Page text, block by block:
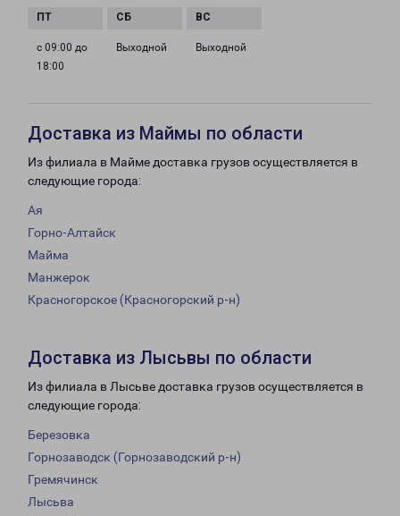
с 09:00 до
18:00
Выходной Выходной
Доставка из Маймы по области
Из филиала в Майме доставка грузов осуществляется в
следующие города:
Ая
Горно-Алтайск
Майма
Манжерок
Красногорское (Красногорский р-н)
Доставка из Лысьвы по области
Из филиала в Лысьве доставка грузов осуществляется в
следующие города:
Березовка
Горнозаводск (Горнозаводский р-н)
Гремячинск
Лысьва